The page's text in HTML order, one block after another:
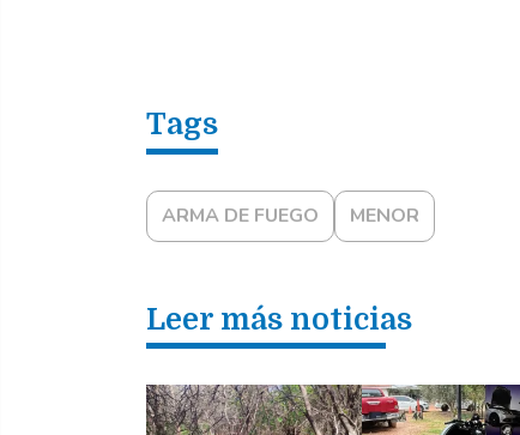
ARMA DE FUEGO MENOR
Leer más noticias